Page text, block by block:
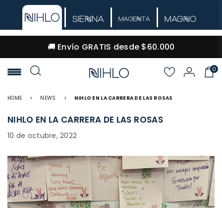
🚚 Envío GRATIS desde $60.000
NIHLO
0
HOME > NEWS > NIHLO EN LA CARRERA DE LAS ROSAS
NIHLO EN LA CARRERA DE LAS ROSAS
10 de octubre, 2022